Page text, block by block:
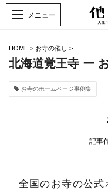
HOME > お寺の催し >
北海道覚王寺 ー
お寺のホームページ事例集
記事
全国のお寺の公